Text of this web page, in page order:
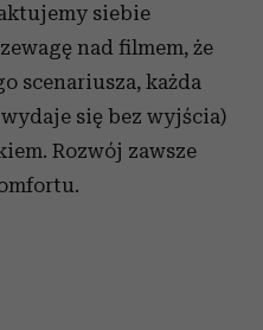
siebie
nad filmem, że
scenariusza, każda
się bez wyjścia)
Rozwój zawsze